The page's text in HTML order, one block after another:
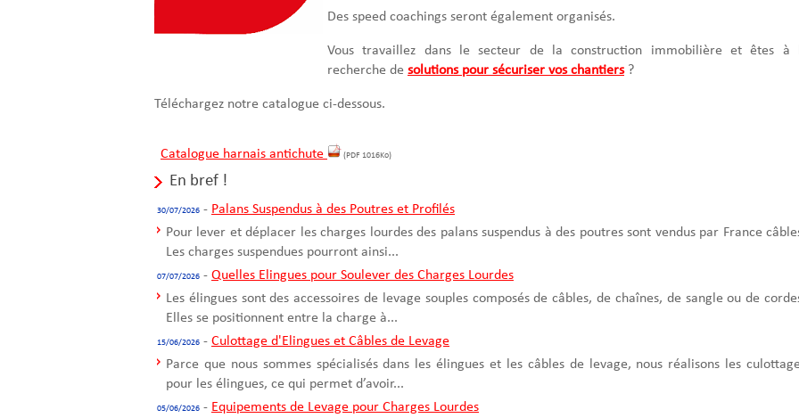
Des speed coachings seront également organisés.
Vous travaillez dans le secteur de la construction immobilière et êtes à
recherche de solutions pour sécuriser vos chantiers?
Téléchargez notre catalogue ci-dessous.
Catalogue harnais antichute (PDF 1016Ko)
En bref !
30/07/2026 - Palans Suspendus à des Poutres et Profilés
Pour lever et déplacer les charges lourdes des palans suspendus à des poutres sont vendus par France
Les charges suspendues pourront ainsi...
07/07/2026 - Quelles Elingues pour Soulever des Charges Lourdes
Les élingues sont des accessoires de levage souples composés de câbles, de chaînes, de sangle ou de
Elles se positionnent entre la charge à...
15/06/2026 - Culottage d'Elingues et Câbles de Levage
Parce que nous sommes spécialisés dans les élingues et les câbles de levage, nous réalisons les
pour les élingues, ce qui permet d’avoir...
05/06/2026 - Equipements de Levage pour Charges Lourdes